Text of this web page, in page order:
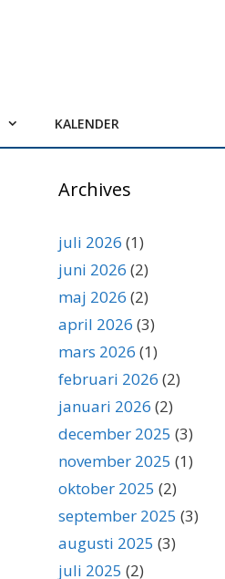
KALENDER
Archives
juli 2026 (1)
juni 2026 (2)
maj 2026 (2)
april 2026 (3)
mars 2026 (1)
februari 2026 (2)
januari 2026 (2)
december 2025 (3)
november 2025 (1)
oktober 2025 (2)
september 2025 (3)
augusti 2025 (3)
juli 2025 (2)